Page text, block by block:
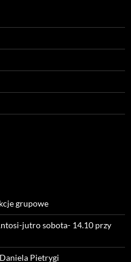
grupowe
jutro sobota- 14.10 przy
Pietrygi